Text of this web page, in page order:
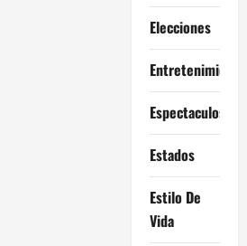
Elecciones
Entretenimiento
Espectaculos
Estados
Estilo De
Vida